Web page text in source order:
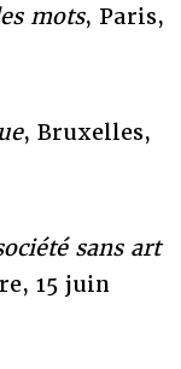
mots, Paris,
, Bruxelles,
sans art
15 juin